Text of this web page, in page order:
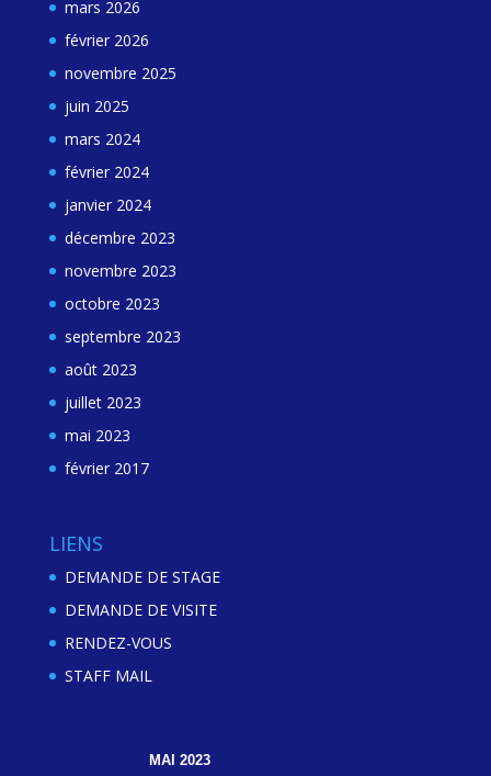
mars 2026
février 2026
novembre 2025
juin 2025
mars 2024
février 2024
janvier 2024
décembre 2023
novembre 2023
octobre 2023
septembre 2023
août 2023
juillet 2023
mai 2023
février 2017
LIENS
DEMANDE DE STAGE
DEMANDE DE VISITE
RENDEZ-VOUS
STAFF MAIL
MAI 2023